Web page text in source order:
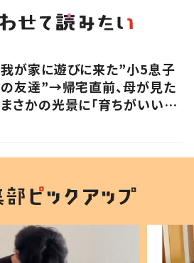
我が家に遊びに来た”小5息子
の友達”→帰宅直前、母が見た
まさかの光景に「育ちがいいっ